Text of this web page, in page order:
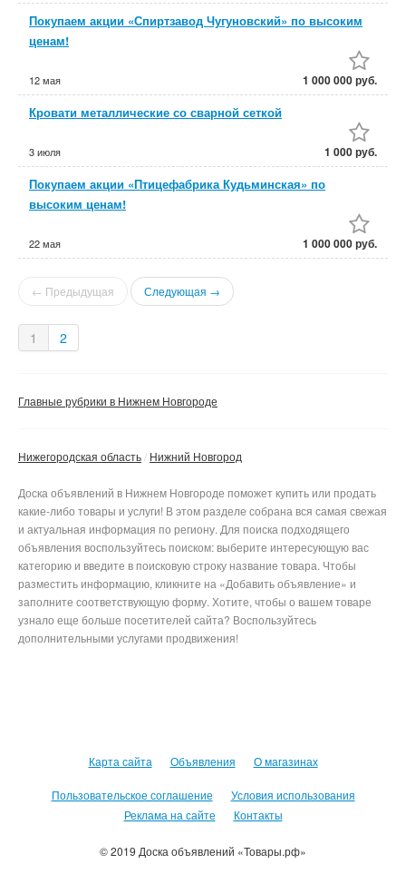
Покупаем акции «Спиртзавод Чугуновский» по высоким
ценам!
12 мая 1 000 000 руб.
Кровати металлические со сварной сеткой
3 июля 1 000 руб.
Покупаем акции «Птицефабрика Кудьминская» по
высоким ценам!
22 мая 1 000 000 руб.
← Предыдущая Следующая →
1 2
Главные рубрики в Нижнем Новгороде
Нижегородская область Нижний Новгород
Доска объявлений в Нижнем Новгороде поможет купить или продать
какие-либо товары и услуги! В этом разделе собрана вся самая свежая
и актуальная информация по региону. Для поиска подходящего
объявления воспользуйтесь поиском: выберите интересующую вас
категорию и введите в поисковую строку название товара. Чтобы
разместить информацию, кликните на «Добавить объявление» и
заполните соответствующую форму. Хотите, чтобы о вашем товаре
узнало еще больше посетителей сайта? Воспользуйтесь
дополнительными услугами продвижения!
Карта сайта Объявления О магазинах
Пользовательское соглашение
Условия использования
Реклама на сайте
Контакты
© 2019 Доска объявлений «Товары.рф»